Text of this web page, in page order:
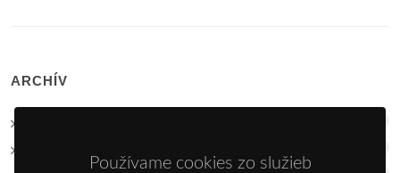
ARCHÍV
Používame cookies zo služieb